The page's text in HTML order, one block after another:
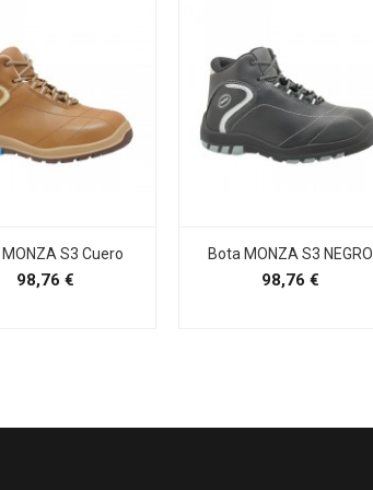
S3 Cuero
98,76 €Precio
Bota MONZA S3 NEGRO
98,76 €Precio